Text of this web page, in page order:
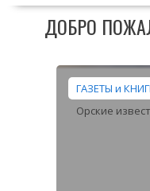
ДОБРО
ГАЗЕТЫ и
Орские